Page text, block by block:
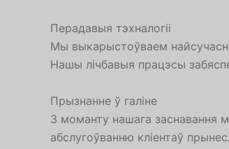
Перадавыя тэхналогіі
Мы выкарыстоўваем
Нашы лічбавыя працэсы
Прызнанне ў галіне
З моманту нашага заснавання
абслугоўванню кліентаў